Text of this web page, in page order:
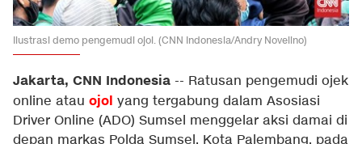
Ilustrasi demo pengemudi ojol. (CNN Indonesia/Andry Novelino)
Jakarta, CNN Indonesia -- Ratusan pengemudi ojek
online atau ojol yang tergabung dalam Asosiasi
Driver Online (ADO) Sumsel menggelar aksi damai di
depan markas Polda Sumsel, Kota Palembang, pada